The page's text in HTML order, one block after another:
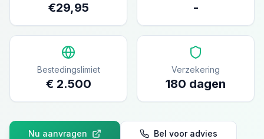
€29,95 -
Bestedingslimiet
€ 2.500
Verzekering
180 dagen
Nu aanvragen Bel voor advies